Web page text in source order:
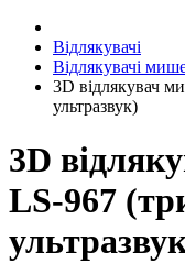
Відлякувачі
Відлякувачі
3D відлякувач
ультразвук)
3D
LS-967